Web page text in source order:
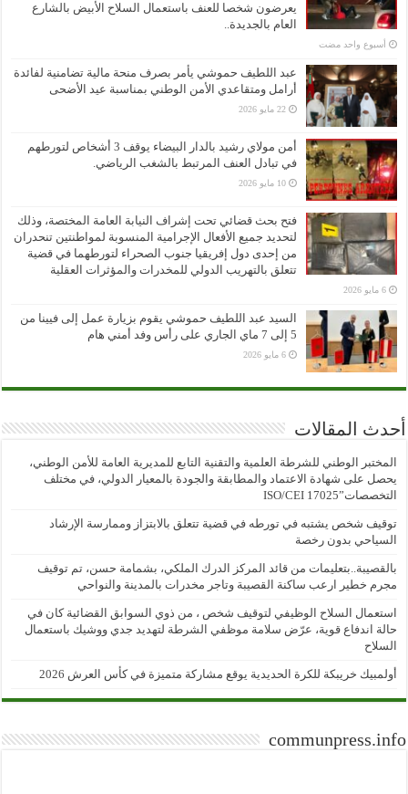
يعرضون شخصا للعنف باستعمال السلاح الأبيض بالشارع
العام بالجديدة..
‏أسبوع واحد مضت
عبد اللطيف حموشي يأمر بصرف منحة مالية تضامنية لفائدة
أرامل ومتقاعدي الأمن الوطني بمناسبة عيد الأضحى
22 مايو 2026
أمن مولاي رشيد بالدار البيضاء يوقف 3 أشخاص لتورطهم
في تبادل العنف المرتبط بالشغب الرياضي.
10 مايو 2026
فتح بحث قضائي تحت إشراف النيابة العامة المختصة، وذلك
لتحديد جميع الأفعال الإجرامية المنسوبة لمواطنتين تنحدران
من إحدى دول إفريقيا جنوب الصحراء لتورطهما في قضية
تتعلق بالتهريب الدولي للمخدرات والمؤثرات العقلية
6 مايو 2026
السيد عبد اللطيف حموشي يقوم بزيارة عمل إلى فيينا من
5 إلى 7 ماي الجاري على رأس وفد أمني هام
6 مايو 2026
أحدث المقالات
المختبر الوطني للشرطة العلمية والتقنية التابع للمديرية العامة للأمن الوطني،
يحصل على شهادة الاعتماد والمطابقة والجودة بالمعيار الدولي، في مختلف
التخصصات”ISO/CEI 17025
توقيف شخص يشتبه في تورطه في قضية تتعلق بالابتزاز وممارسة الإرشاد
السياحي بدون رخصة
بالقصيبة..بتعليمات من قائد المركز الدرك الملكي، بشمامة حسن، تم توقيف
مجرم خطير ارعب ساكنة القصيبة وتاجر مخدرات بالمدينة والنواحي
استعمال السلاح الوظيفي لتوقيف شخص ، من ذوي السوابق القضائية كان في
حالة اندفاع قوية، عرّض سلامة موظفي الشرطة لتهديد جدي ووشيك باستعمال
السلاح
أولمبيك خريبكة للكرة الحديدية يوقع مشاركة متميزة في كأس العرش 2026
communpress.info